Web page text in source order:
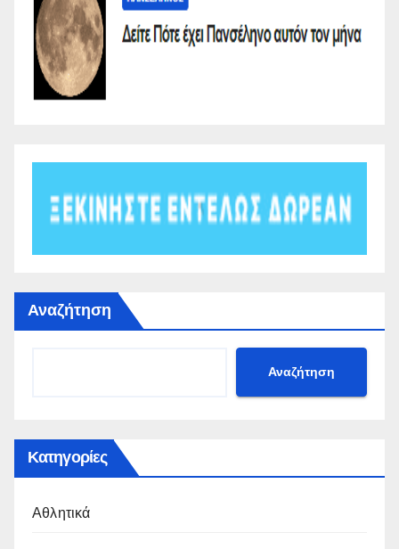
Αναζήτηση
Αναζήτηση
Κατηγορίες
Αθλητικά